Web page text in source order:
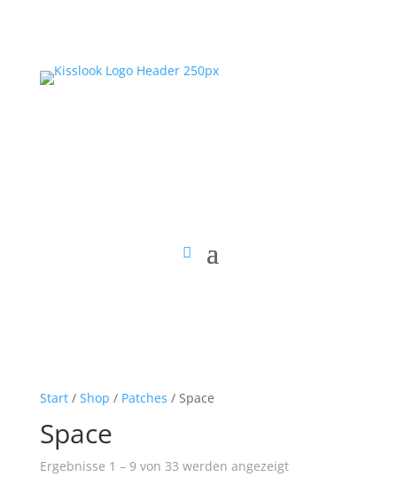
Start/ Shop / Patches / Space
Space
Ergebnisse 1 – 9 von 33 werden angezeigtNach